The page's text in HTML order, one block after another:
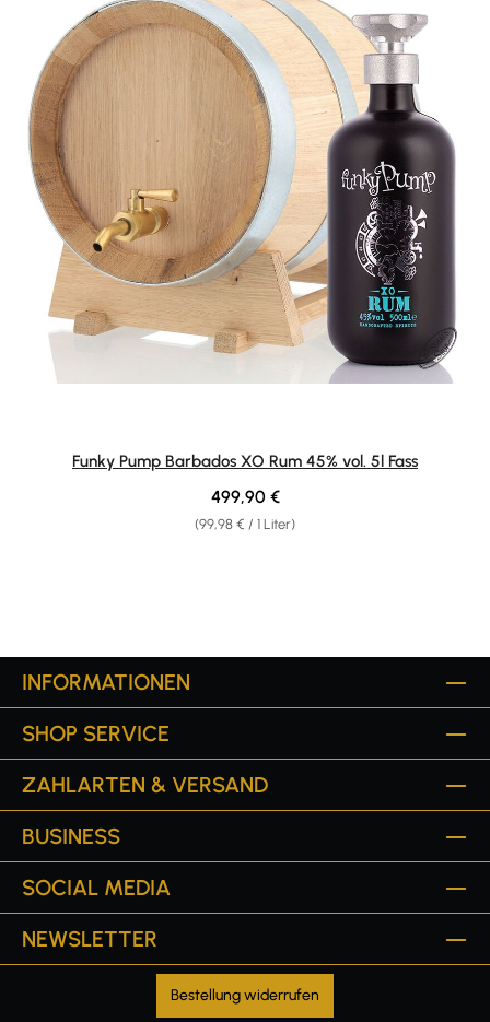
Funky Pump Barbados XO Rum 45% vol. 5l Fass
(99,98 € / 1 Liter)
Regulärer Preis:
499,90 €
INFORMATIONEN
SHOP SERVICE
ZAHLARTEN & VERSAND
BUSINESS
SOCIAL MEDIA
NEWSLETTER
Bestellung widerrufen